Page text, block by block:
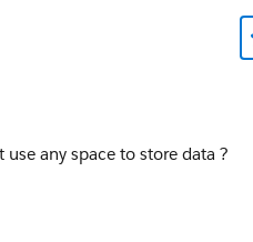
any space to store data ?